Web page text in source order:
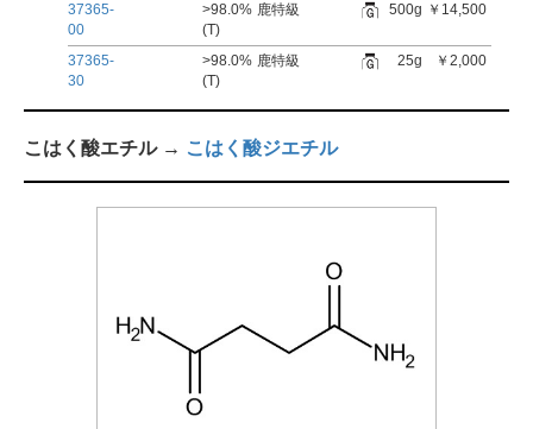
37365-
00
>98.0%
(T)
鹿特級 500g ￥14,500
37365-
30
>98.0%
(T)
鹿特級 25g ￥2,000
こはく酸エチル → こはく酸ジエチル